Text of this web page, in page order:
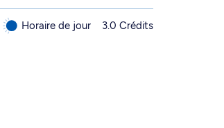
Horaire de jour 3.0 Crédits